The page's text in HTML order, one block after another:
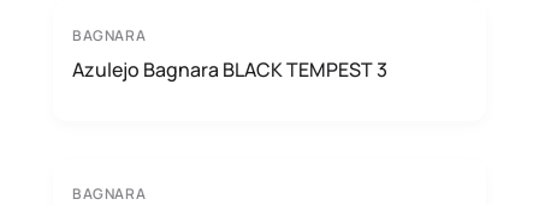
BAGNARA
Azulejo Bagnara BLACK TEMPEST 3
BAGNARA